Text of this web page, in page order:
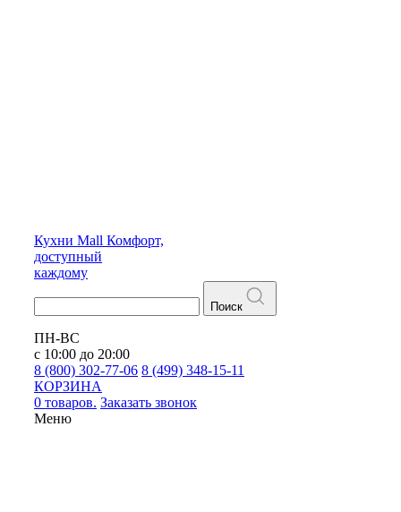
Кухни Mall Комфорт,
доступный
каждому
Поиск
ПН-ВС
с 10:00 до 20:00
8 (800) 302-77-06 8 (499) 348-15-11
КОРЗИНА
0 товаров. Заказать звонок
Меню